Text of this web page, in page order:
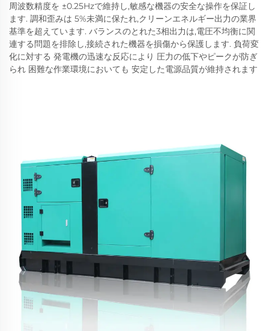
周波数精度を ±0.25Hzで維持し,敏感な機器の安全な操作を保証し
ます. 調和歪みは 5%未満に保たれ,クリーンエネルギー出力の業界
基準を超えています. バランスのとれた3相出力は,電圧不均衡に関
連する問題を排除し,接続された機器を損傷から保護します. 負荷変
化に対する 発電機の迅速な反応により 圧力の低下やピークが防ぎ
られ 困難な作業環境においても 安定した電源品質が維持されます